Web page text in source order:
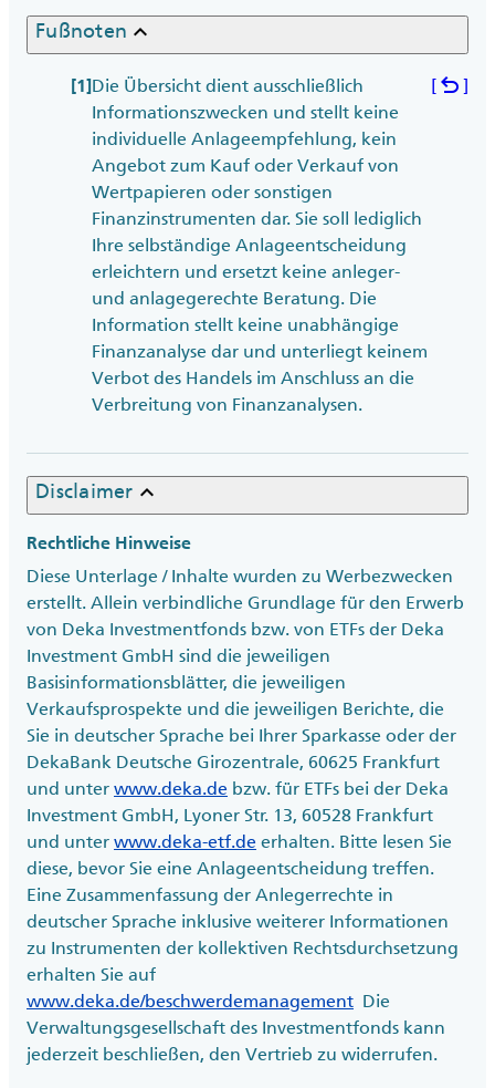
Fußnoten keyboard_arrow_up
[1]Die Übersicht dient ausschließlich
Informationszwecken und stellt keine
individuelle Anlageempfehlung, kein
Angebot zum Kauf oder Verkauf von
Wertpapieren oder sonstigen
Finanzinstrumenten dar. Sie soll lediglich
Ihre selbständige Anlageentscheidung
erleichtern und ersetzt keine anleger-
und anlagegerechte Beratung. Die
Information stellt keine unabhängige
Finanzanalyse dar und unterliegt keinem
Verbot des Handels im Anschluss an die
Verbreitung von Finanzanalysen.
[ undo ]
Disclaimer keyboard_arrow_up
Rechtliche Hinweise
Diese Unterlage / Inhalte wurden zu Werbezwecken
erstellt. Allein verbindliche Grundlage für den Erwerb
von Deka Investmentfonds bzw. von ETFs der Deka
Investment GmbH sind die jeweiligen
Basisinformationsblätter, die jeweiligen
Verkaufsprospekte und die jeweiligen Berichte, die
Sie in deutscher Sprache bei Ihrer Sparkasse oder der
DekaBank Deutsche Girozentrale, 60625 Frankfurt
und unter www.deka.de bzw. für ETFs bei der Deka
Investment GmbH, Lyoner Str. 13, 60528 Frankfurt
und unter www.deka-etf.de erhalten. Bitte lesen Sie
diese, bevor Sie eine Anlageentscheidung treffen.
Eine Zusammenfassung der Anlegerrechte in
deutscher Sprache inklusive weiterer Informationen
zu Instrumenten der kollektiven Rechtsdurchsetzung
erhalten Sie auf
www.deka.de/beschwerdemanagement Die
Verwaltungsgesellschaft des Investmentfonds kann
jederzeit beschließen, den Vertrieb zu widerrufen.